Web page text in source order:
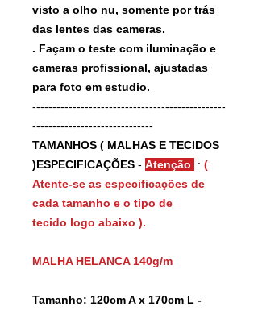
visto a olho nu, somente por trás
das lentes das cameras.
. Façam o teste com iluminação e
cameras profissional, ajustadas
para foto em estudio.
------------------------------------------------
------------------------------
TAMANHOS ( MALHAS E TECIDOS
)ESPECIFICAÇÕES - Atenção : (
Atente-se as especificações de
cada tamanho e o tipo de
tecido logo abaixo ).
MALHA HELANCA 140g/m
Tamanho: 120cm A x 170cm L -